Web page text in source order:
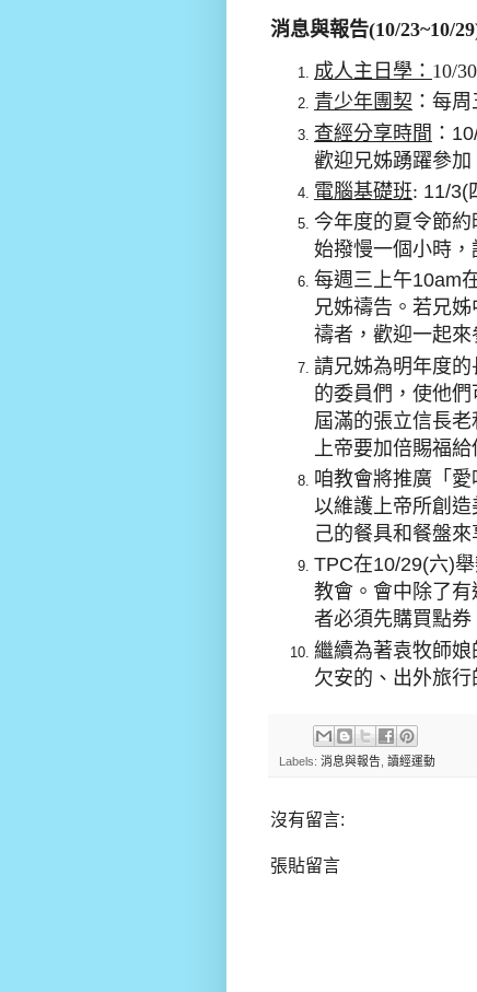
消息與報告(10/23~10/
成人主日學： 10/
青少年團契 ：每
查經分享時間 ：
歡迎兄姊踴躍參加
電腦基礎班: 11/3(
今年度的夏令節約
始撥慢一個小時，
每週三上午10am
兄姊禱告。若兄
禱者，歡迎一起來
請兄姊為明年度
的委員們，使他
屆滿的張立信長
上帝要加倍賜福給
咱教會將推廣「
以維護上帝所創
己的餐具和餐盤來
TPC在10/29(六)
教會。會中除了
者必須先購買點券
繼續為著袁牧師
欠安的、出外旅
Labels: 消息與報告 讀經運動
沒有留言:
張貼留言